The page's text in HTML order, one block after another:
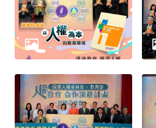
安
全
政
隱
私